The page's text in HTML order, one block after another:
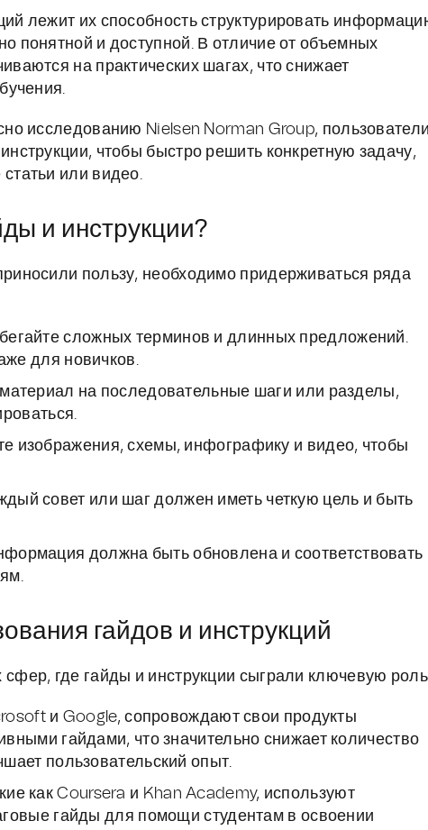
лежит их способность структурировать
понятной и доступной. В отличие от объемных
на практических шагах, что снижает
исследованию Nielsen Norman Group,
чтобы быстро решить конкретную задачу,
или видео.
и инструкции?
пользу, необходимо придерживаться ряда
сложных терминов и длинных предложений.
для новичков.
на последовательные шаги или разделы,
изображения, схемы, инфографику и видео, чтобы
совет или шаг должен иметь четкую цель и быть
должна быть обновлена и соответствовать
гайдов и инструкций
где гайды и инструкции сыграли ключевую
и Google, сопровождают свои продукты
гайдами, что значительно снижает количество
пользовательский опыт.
как Coursera и Khan Academy, используют
гайды для помощи студентам в освоении